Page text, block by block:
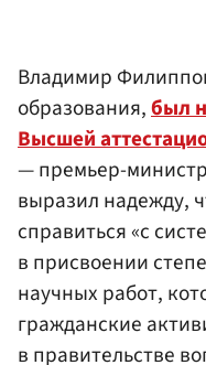
Владимир
образования,был
Высшей
— премьер-министр
выразил надежду,
справиться «с
в присвоении
научных работ,
гражданские
в правительстве